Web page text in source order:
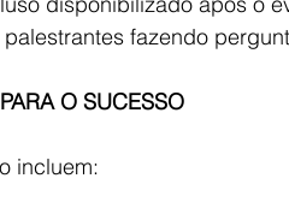
fazendo
O SUCESSO
incluem: